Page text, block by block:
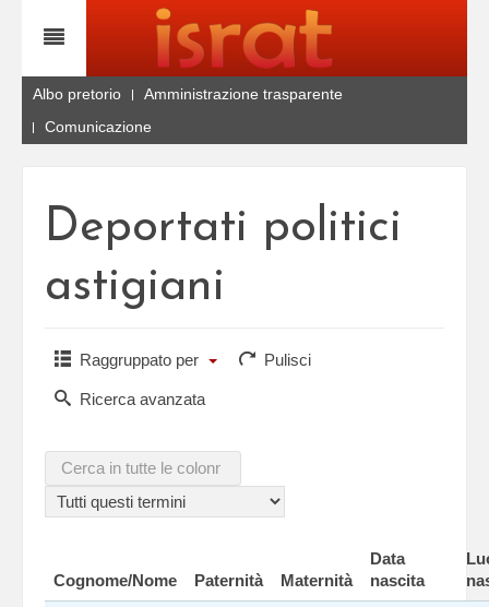
Albo pretorio
Amministrazione trasparente
Comunicazione
Deportati politici
astigiani
Raggruppato per Pulisci
Ricerca avanzata
Cognome/Nome Paternità Maternità
Data
nascita